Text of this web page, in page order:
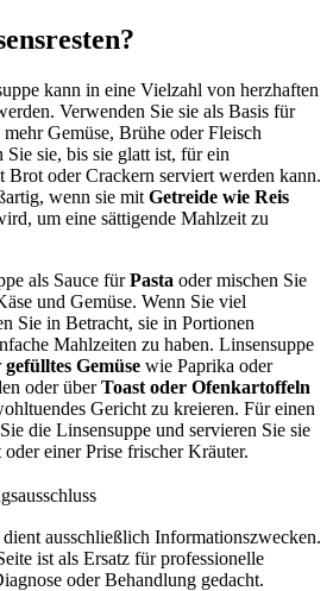
kann in eine Vielzahl von herzhaften
Verwenden Sie sie als Basis für
Gemüse, Brühe oder Fleisch
sie, bis sie glatt ist, für ein
Brot oder Crackern serviert werden kann.
wenn sie mit Getreide wie Reis
um eine sättigende Mahlzeit zu
als Sauce fürPasta oder mischen Sie
und Gemüse. Wenn Sie viel
Sie in Betracht, sie in Portionen
Mahlzeiten zu haben. Linsensuppe
gefülltes Gemüse wie Paprika oder
oder überToast oder Ofenkartoffeln
Gericht zu kreieren. Für einen
die Linsensuppe und servieren Sie sie
einer Prise frischer Kräuter.
ausschließlich Informationszwecken.
ist als Ersatz für professionelle
oder Behandlung gedacht.